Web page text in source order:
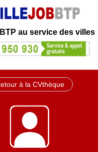
BTP au service des villes
à la CVthèque